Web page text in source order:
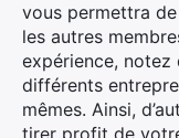
vous permettra
les autres
expérience, notez
différents
mêmes. Ainsi,
tirer profit de